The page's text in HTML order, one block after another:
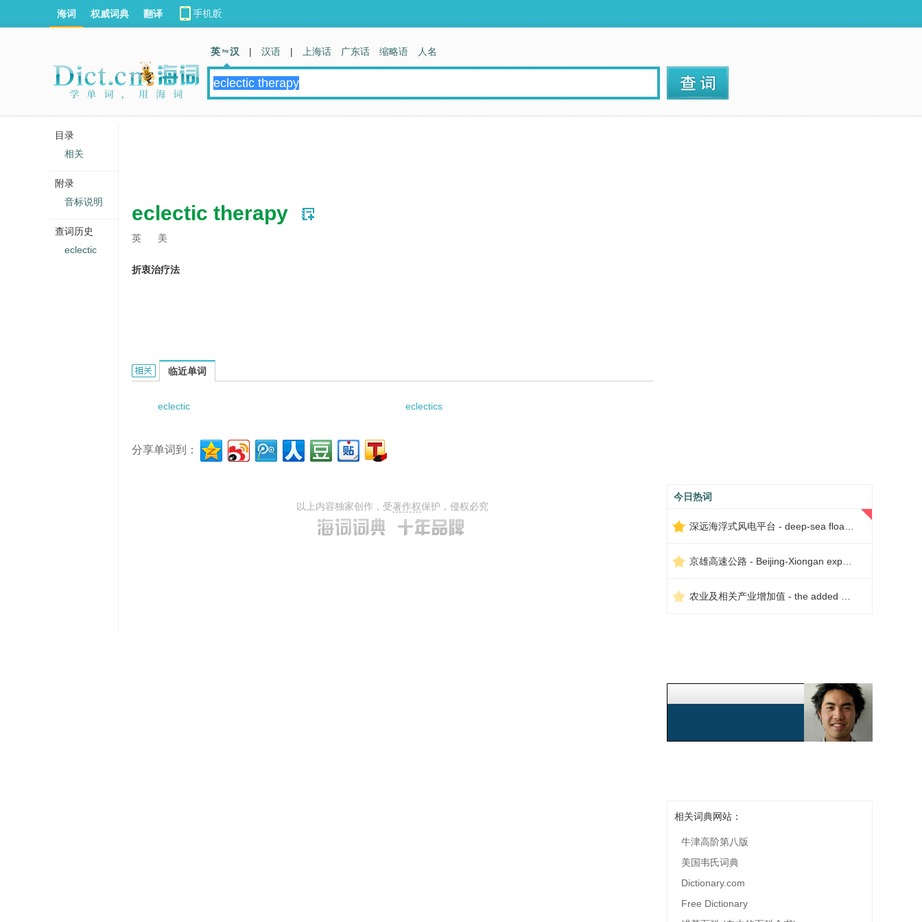
eclectic therapy
英 美
折衷治疗法
eclectic therapy的相关资料：
临近单词
eclectic eclectics
分享单词到：
以上内容独家创作，受著作权保护，侵权必究
今日热词
相关词典网站：
牛津高阶第八版
美国韦氏词典
Dictionary.com
Free Dictionary
海词 权威词典 翻译
英 汉 | 汉语 | 上海话 广东话 缩略语 人名
目录
相关
附录
音标说明
查词历史
eclectic